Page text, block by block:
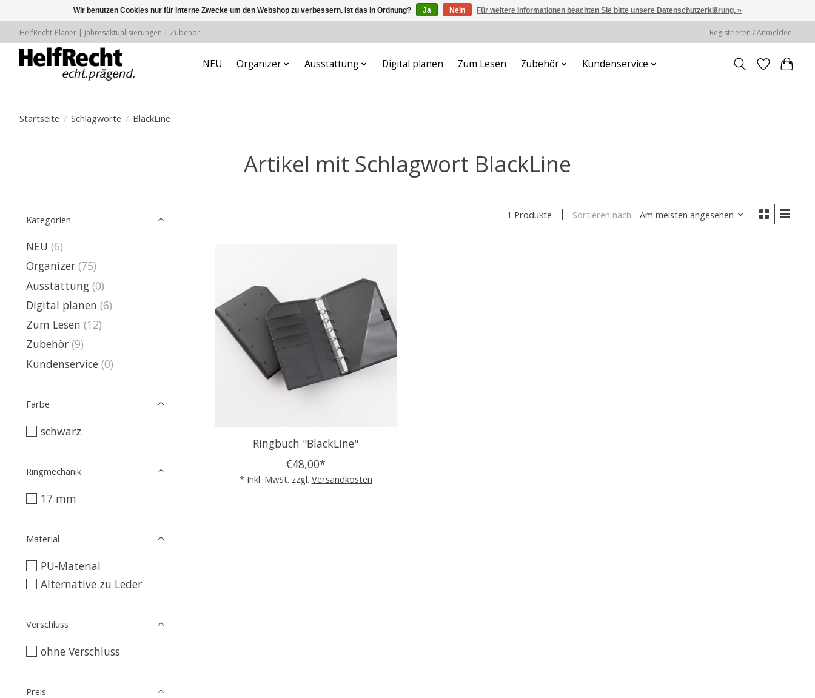
HelfRecht-Planer | Jahresaktualisierungen | Zubehör Registrieren / Anmelden
NEU Organizer Ausstattung Digital planen Zum Lesen Zubehör Kundenservice
Startseite / Schlagworte / BlackLine
Artikel mit Schlagwort BlackLine
Kategorien
NEU (6)
Organizer (75)
Ausstattung (0)
Digital planen (6)
Zum Lesen (12)
Zubehör (9)
Kundenservice (0)
Farbe
schwarz
Ringmechanik
17 mm
Material
PU-Material
Alternative zu Leder
Verschluss
ohne Verschluss
Preis
1 Produkte Sortieren nach Am meisten angesehen
Ringbuch "BlackLine"
€48,00*
* Inkl. MwSt. zzgl. Versandkosten
Wir benutzen Cookies nur für interne Zwecke um den Webshop zu verbessern. Ist das in Ordnung? Ja Nein Für weitere Informationen beachten Sie bitte unsere Datenschutzerklärung. »